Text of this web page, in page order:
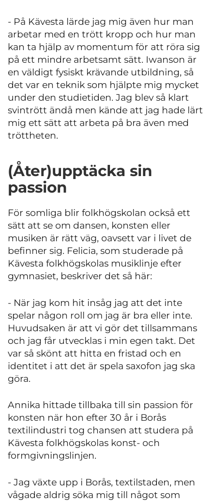
- På Kävesta lärde jag mig även hur man
arbetar med en trött kropp och hur man
kan ta hjälp av momentum för att röra sig
på ett mindre arbetsamt sätt. Iwanson är
en väldigt fysiskt krävande utbildning, så
det var en teknik som hjälpte mig mycket
under den studietiden. Jag blev så klart
svintrött ändå men kände att jag hade lärt
mig ett sätt att arbeta på bra även med
tröttheten.
(Åter)upptäcka sin
passion
För somliga blir folkhögskolan också ett
sätt att se om dansen, konsten eller
musiken är rätt väg, oavsett var i livet de
befinner sig. Felicia, som studerade på
Kävesta folkhögskolas musiklinje efter
gymnasiet, beskriver det så här:
- När jag kom hit insåg jag att det inte
spelar någon roll om jag är bra eller inte.
Huvudsaken är att vi gör det tillsammans
och jag får utvecklas i min egen takt. Det
var så skönt att hitta en fristad och en
identitet i att det är spela saxofon jag ska
göra.
Annika hittade tillbaka till sin passion för
konsten när hon efter 30 år i Borås
textilindustri tog chansen att studera på
Kävesta folkhögskolas konst- och
formgivningslinjen.
- Jag växte upp i Borås, textilstaden, men
vågade aldrig söka mig till något som